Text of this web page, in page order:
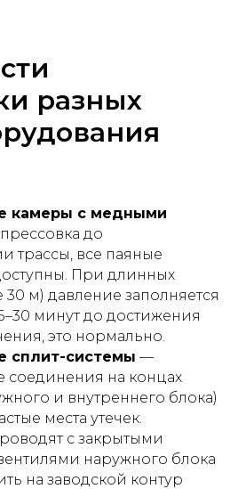
разных
камеры с медными
до
трассы, все паяные
При длинных
30 м) давление заполняется
минут до достижения
это нормально.
сплит-системы —
соединения на концах
и внутреннего блока)
места утечек.
с закрытыми
наружного блока
на заводской контур